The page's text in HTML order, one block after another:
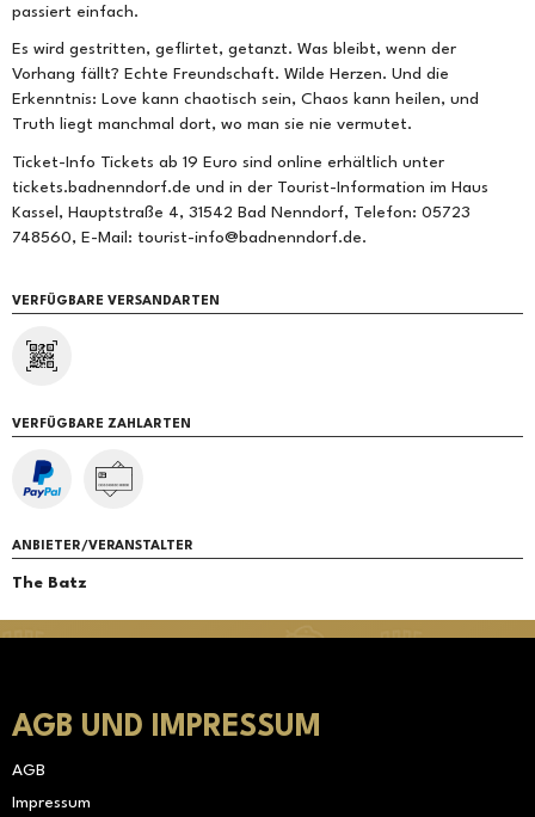
passiert einfach.
Es wird gestritten, geflirtet, getanzt. Was bleibt, wenn der
Vorhang fällt? Echte Freundschaft. Wilde Herzen. Und die
Erkenntnis: Love kann chaotisch sein, Chaos kann heilen, und
Truth liegt manchmal dort, wo man sie nie vermutet.
Ticket-Info Tickets ab 19 Euro sind online erhältlich unter
tickets.badnenndorf.de und in der Tourist-Information im Haus
Kassel, Hauptstraße 4, 31542 Bad Nenndorf, Telefon: 05723
748560, E-Mail: tourist-info@badnenndorf.de.
VERFÜGBARE VERSANDARTEN
VERFÜGBARE ZAHLARTEN
ANBIETER/VERANSTALTER
The Batz
AGB UND IMPRESSUM
AGB
Impressum